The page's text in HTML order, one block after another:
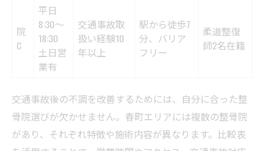
院
C
平日
8:30〜
18:30
土日営
業有
交通事故取
扱い経験10
年以上
駅から徒歩7
分、バリア
フリー
柔道整復
師2名在籍
交通事故後の不調を改善するためには、自分に合った整
骨院選びが欠かせません。春町エリアには複数の整骨院
があり、それぞれ特徴や施術内容が異なります。比較表